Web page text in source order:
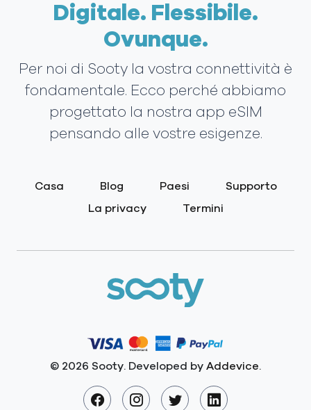
Digitale. Flessibile.
Ovunque.
Per noi di Sooty la vostra connettività è
fondamentale. Ecco perché abbiamo
progettato la nostra app eSIM
pensando alle vostre esigenze.
Casa Blog Paesi
Supporto
La privacy
Termini
© 2026 Sooty. Developed by Addevice.